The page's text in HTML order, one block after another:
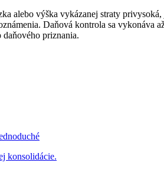
alebo výška vykázanej straty
Daňová kontrola sa
priznania.
konsolidácie.